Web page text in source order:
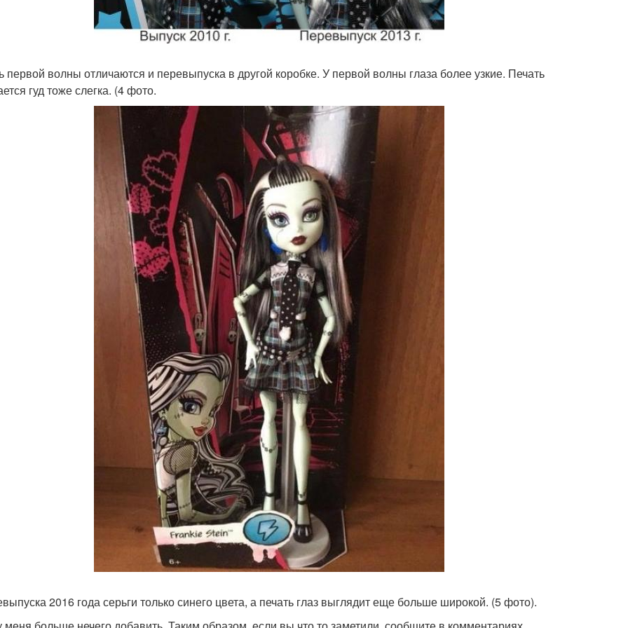
первой волны отличаются и перевыпуска в другой коробке. У первой волны глаза более узкие. Печать
гуд тоже слегка. (4 фото.
2016 года серьги только синего цвета, а печать глаз выглядит еще больше широкой. (5 фото).